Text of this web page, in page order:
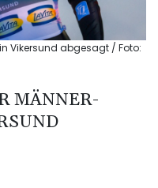
Vikersund abgesagt / Foto:
MÄNNER-